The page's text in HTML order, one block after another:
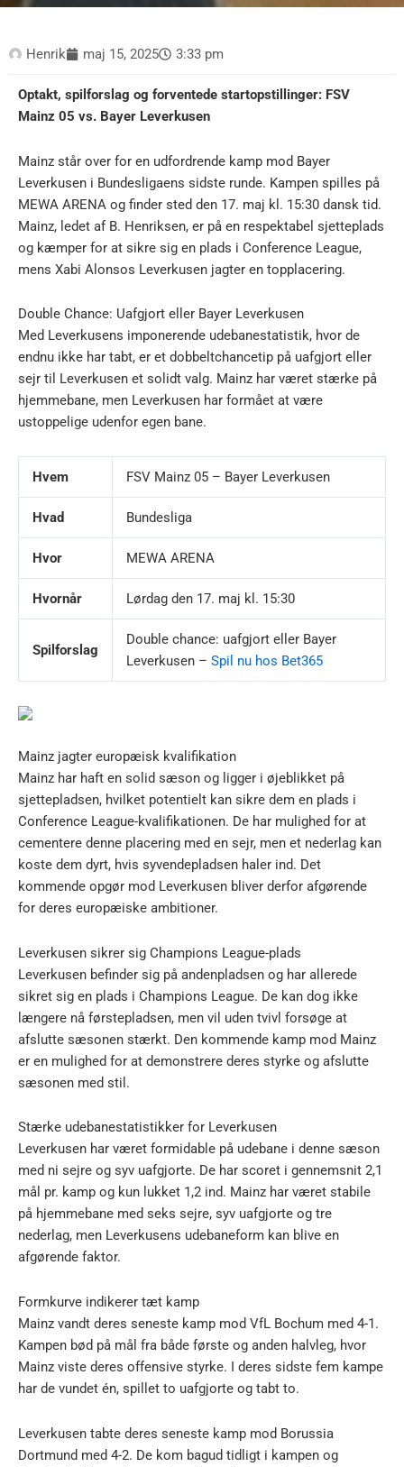
Henrik maj 15, 2025 3:33 pm
Optakt, spilforslag og forventede startopstillinger: FSV
Mainz 05 vs. Bayer Leverkusen
Mainz står over for en udfordrende kamp mod Bayer
Leverkusen i Bundesligaens sidste runde. Kampen spilles på
MEWA ARENA og finder sted den 17. maj kl. 15:30 dansk tid.
Mainz, ledet af B. Henriksen, er på en respektabel sjetteplads
og kæmper for at sikre sig en plads i Conference League,
mens Xabi Alonsos Leverkusen jagter en topplacering.
Double Chance: Uafgjort eller Bayer Leverkusen
Med Leverkusens imponerende udebanestatistik, hvor de
endnu ikke har tabt, er et dobbeltchancetip på uafgjort eller
sejr til Leverkusen et solidt valg. Mainz har været stærke på
hjemmebane, men Leverkusen har formået at være
ustoppelige udenfor egen bane.
Hvem FSV Mainz 05 – Bayer Leverkusen
Hvad Bundesliga
Hvor MEWA ARENA
Hvornår Lørdag den 17. maj kl. 15:30
Spilforslag
Double chance: uafgjort eller Bayer
Leverkusen – Spil nu hos Bet365
Mainz jagter europæisk kvalifikation
Mainz har haft en solid sæson og ligger i øjeblikket på
sjettepladsen, hvilket potentielt kan sikre dem en plads i
Conference League-kvalifikationen. De har mulighed for at
cementere denne placering med en sejr, men et nederlag kan
koste dem dyrt, hvis syvendepladsen haler ind. Det
kommende opgør mod Leverkusen bliver derfor afgørende
for deres europæiske ambitioner.
Leverkusen sikrer sig Champions League-plads
Leverkusen befinder sig på andenpladsen og har allerede
sikret sig en plads i Champions League. De kan dog ikke
længere nå førstepladsen, men vil uden tvivl forsøge at
afslutte sæsonen stærkt. Den kommende kamp mod Mainz
er en mulighed for at demonstrere deres styrke og afslutte
sæsonen med stil.
Stærke udebanestatistikker for Leverkusen
Leverkusen har været formidable på udebane i denne sæson
med ni sejre og syv uafgjorte. De har scoret i gennemsnit 2,1
mål pr. kamp og kun lukket 1,2 ind. Mainz har været stabile
på hjemmebane med seks sejre, syv uafgjorte og tre
nederlag, men Leverkusens udebaneform kan blive en
afgørende faktor.
Formkurve indikerer tæt kamp
Mainz vandt deres seneste kamp mod VfL Bochum med 4-1.
Kampen bød på mål fra både første og anden halvleg, hvor
Mainz viste deres offensive styrke. I deres sidste fem kampe
har de vundet én, spillet to uafgjorte og tabt to.
Leverkusen tabte deres seneste kamp mod Borussia
Dortmund med 4-2. De kom bagud tidligt i kampen og